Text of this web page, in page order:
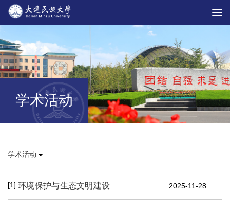
学术活动
学术活动
[1] 环境保护与生态文明建设 2025-11-28